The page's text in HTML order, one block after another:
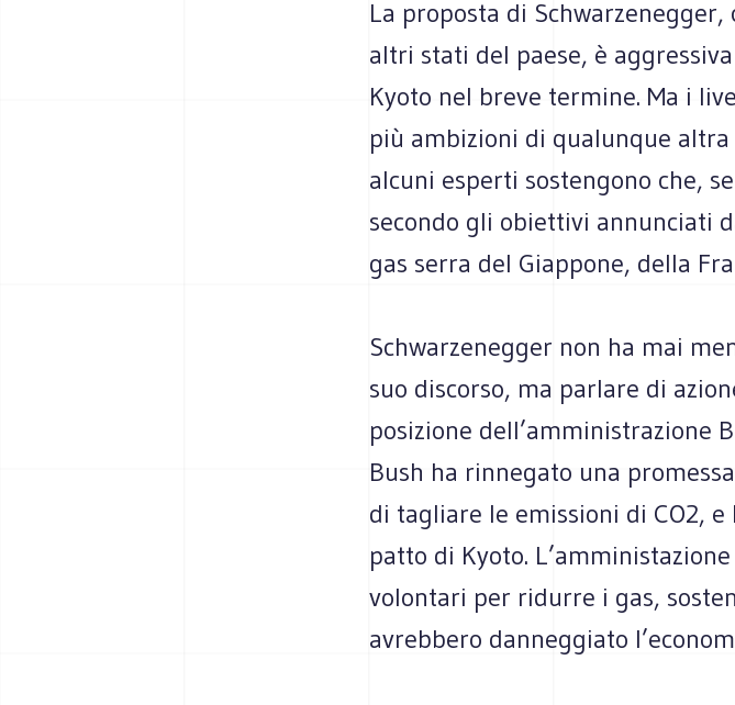
La proposta di
altri stati del paese, è
Kyoto nel breve termine. Ma i
più ambizioni di qualunque
alcuni esperti sostengono che,
secondo gli obiettivi annunciati
gas serra del Giappone, della
Schwarzenegger non ha mai
suo discorso, ma parlare di
posizione dell’amministrazione
Bush ha rinnegato una
di tagliare le emissioni di CO2,
patto di Kyoto.
volontari per ridurre i gas,
avrebbero danneggiato